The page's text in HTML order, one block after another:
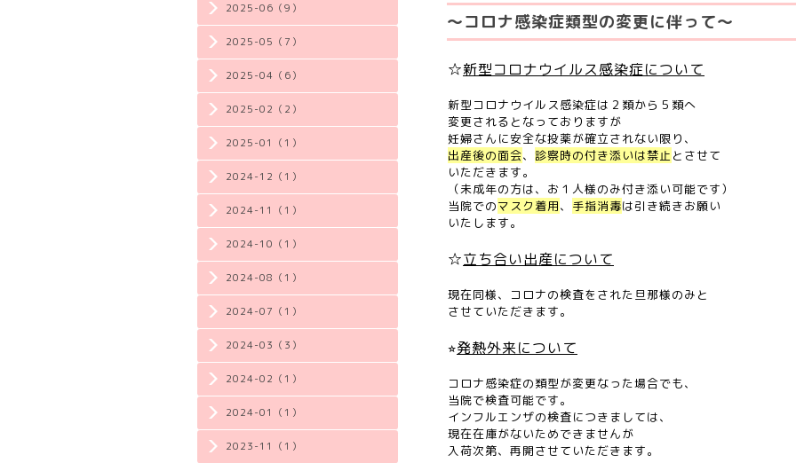
2025-06（9）
2025-05（7）
2025-04（6）
2025-02（2）
2025-01（1）
2024-12（1）
2024-11（1）
2024-10（1）
2024-08（1）
2024-07（1）
2024-03（3）
2024-02（1）
2024-01（1）
2023-11（1）
〜コロナ感染症類型の変更に伴って〜
☆新型コロナウイルス感染症について
新型コロナウイルス感染症は２類から５類へ
変更されるとなっておりますが
妊婦さんに安全な投薬が確立されない限り、
出産後の面会、 診察時の付き添いは禁止 とさせて
いただきます。
（未成年の方は、お１人様のみ付き添い可能です）
当院でのマスク着用、 手指消毒は引き続きお願い
いたします。
☆立ち合い出産について
現在同様、コロナの検査をされた旦那様のみと
させていただきます。
⭐︎発熱外来について
コロナ感染症の類型が変更なった場合でも、
当院で検査可能です。
インフルエンザの検査につきましては、
現在在庫がないためできませんが
入荷次第、再開させていただきます。